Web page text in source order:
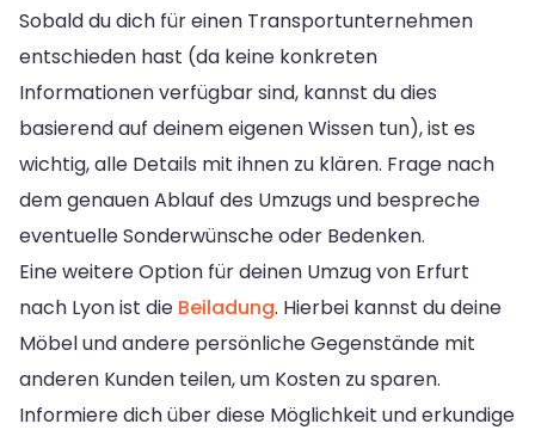
Sobald du dich für einen Transportunternehmen
entschieden hast (da keine konkreten
Informationen verfügbar sind, kannst du dies
basierend auf deinem eigenen Wissen tun), ist es
wichtig, alle Details mit ihnen zu klären. Frage nach
dem genauen Ablauf des Umzugs und bespreche
eventuelle Sonderwünsche oder Bedenken.
Eine weitere Option für deinen Umzug von Erfurt
nach Lyon ist die Beiladung. Hierbei kannst du deine
Möbel und andere persönliche Gegenstände mit
anderen Kunden teilen, um Kosten zu sparen.
Informiere dich über diese Möglichkeit und erkundige